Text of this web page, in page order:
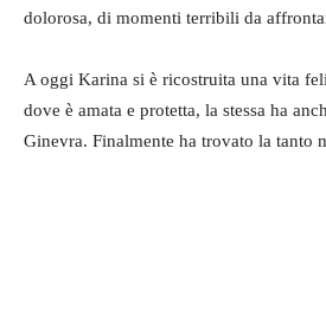
dolorosa, di momenti terribili da
A oggi Karina si è ricostruita una vita
dove è amata e protetta, la stessa ha
Ginevra. Finalmente ha trovato la tanto